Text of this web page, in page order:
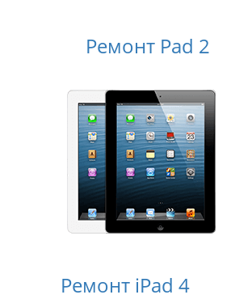
Ремонт Pad 2
Ремонт iPad 4